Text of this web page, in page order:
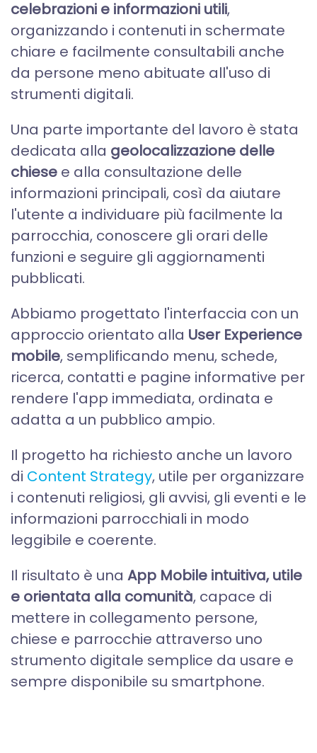
celebrazioni e informazioni utili,
organizzando i contenuti in schermate
chiare e facilmente consultabili anche
da persone meno abituate all'uso di
strumenti digitali.
Una parte importante del lavoro è stata
dedicata alla geolocalizzazione delle
chiese e alla consultazione delle
informazioni principali, così da aiutare
l'utente a individuare più facilmente la
parrocchia, conoscere gli orari delle
funzioni e seguire gli aggiornamenti
pubblicati.
Abbiamo progettato l'interfaccia con un
approccio orientato alla User Experience
mobile, semplificando menu, schede,
ricerca, contatti e pagine informative per
rendere l'app immediata, ordinata e
adatta a un pubblico ampio.
Il progetto ha richiesto anche un lavoro
di Content Strategy, utile per organizzare
i contenuti religiosi, gli avvisi, gli eventi e le
informazioni parrocchiali in modo
leggibile e coerente.
Il risultato è una App Mobile intuitiva, utile
e orientata alla comunità, capace di
mettere in collegamento persone,
chiese e parrocchie attraverso uno
strumento digitale semplice da usare e
sempre disponibile su smartphone.